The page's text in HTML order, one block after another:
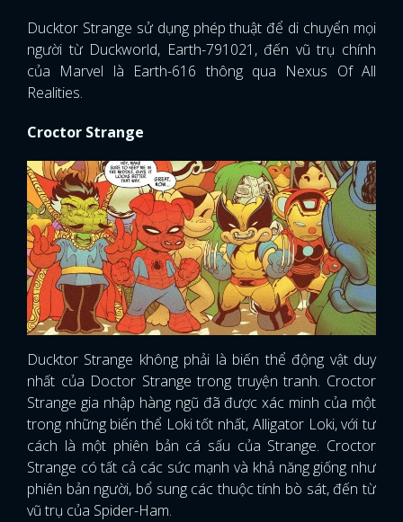
Ducktor Strange sử dụng phép thuật để di chuyển mọi
người từ Duckworld, Earth-791021, đến vũ trụ chính
của Marvel là Earth-616 thông qua Nexus Of All
Realities.
Croctor Strange
Ducktor Strange không phải là biến thể động vật duy
nhất của Doctor Strange trong truyện tranh. Croctor
Strange gia nhập hàng ngũ đã được xác minh của một
trong những biến thể Loki tốt nhất, Alligator Loki, với tư
cách là một phiên bản cá sấu của Strange. Croctor
Strange có tất cả các sức mạnh và khả năng giống như
phiên bản người, bổ sung các thuộc tính bò sát, đến từ
vũ trụ của Spider-Ham.